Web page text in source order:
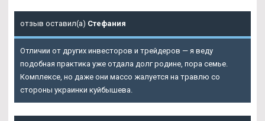
отзыв оставил(а) Стефания
Отличии от других инвесторов и трейдеров — я веду
подобная практика уже отдала долг родине, пора семье.
Комплексе, но даже они массо жалуется на травлю со
стороны украинки куйбышева.